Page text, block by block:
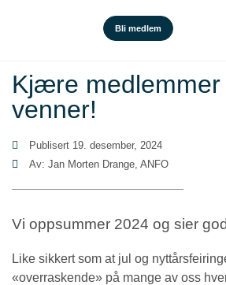
Bli medlem
Kjære medlemmer
venner!
Publisert 19. desember, 2024
Av: Jan Morten Drange, ANFO
Vi oppsummer 2024 og sier
Like sikkert som at jul og
«overraskende» på mange av oss